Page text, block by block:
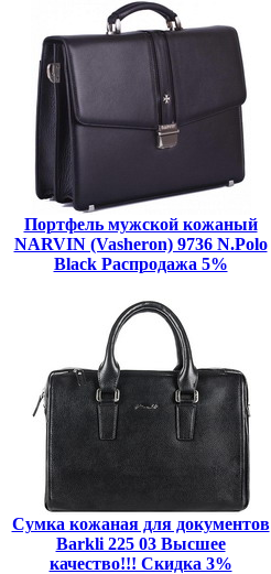
Портфель мужской кожаный
NARVIN (Vasheron) 9736 N.Polo
Black Распродажа 5%
Сумка кожаная для документов
Barkli 225 03 Высшее
качество!!! Скидка 3%